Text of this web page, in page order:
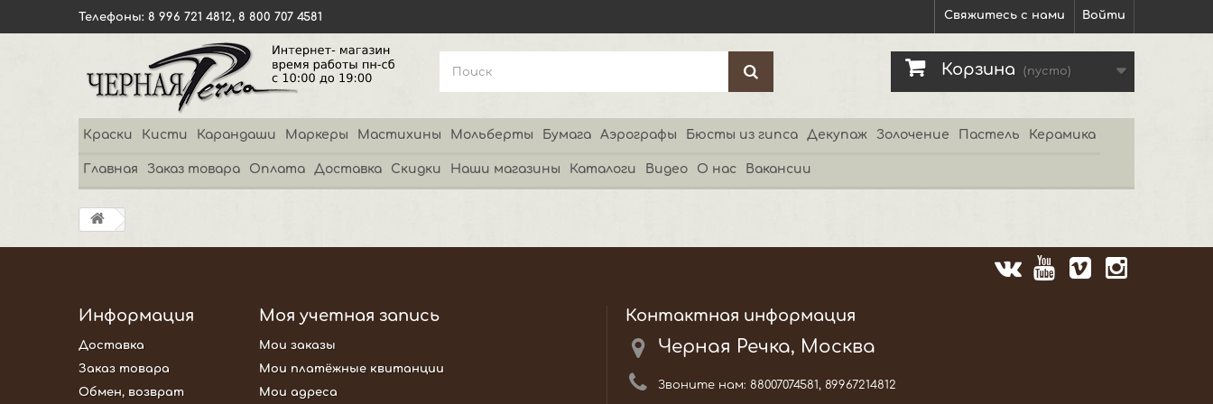
Войти
Свяжитесь с нами
Телефоны: 8 996 721 4812, 8 800 707 4581
Корзина (пусто)
Краски Кисти Карандаши Маркеры Мастихины Мольберты Бумага Аэрографы Бюсты из гипса Декупаж Золочение Пастель Керамика
Главная Заказ товара Оплата Доставка Скидки Наши магазины Каталоги Видео О нас Вакансии
Информация
Доставка
Заказ товара
Обмен, возврат
Моя учетная запись
Мои заказы
Мои платёжные квитанции
Мои адреса
Контактная информация
Черная Речка, Москва
Звоните нам: 88007074581, 89967214812